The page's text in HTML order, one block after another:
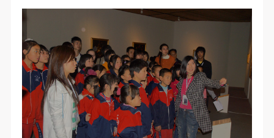
术的空间氛围，竭诚与各单位、企业、机构、艺术家
和观众进行良好互动。以学院的学术研究为基础，积
极策划国际、国内多视角、多领域的展览、论坛及公
共教育活动，为美院师生、中外艺术家以及社会公众
提供一个交流、学习、展示的平台。作为一家公益性
单位，其开展的公共教育活动以学术性和公益性为
主。
（3）、乙方为甲方拍摄中央美术学院公共教育部所
术的空间氛围，竭诚与各单位、企业、机构、艺术家
和观众进行良好互动。以学院的学术研究为基础，积
极策划国际、国内多视角、多领域的展览、论坛及公
共教育活动，为美院师生、中外艺术家以及社会公众
提供一个交流、学习、展示的平台。作为一家公益性
单位，其开展的公共教育活动以学术性和公益性为
主。
（3）、乙方为甲方拍摄中央美术学院公共教育部所
术的空间氛围，竭诚与各单位、企业、机构、艺术家
和观众进行良好互动。以学院的学术研究为基础，积
极策划国际、国内多视角、多领域的展览、论坛及公
共教育活动，为美院师生、中外艺术家以及社会公众
提供一个交流、学习、展示的平台。作为一家公益性
单位，其开展的公共教育活动以学术性和公益性为
主。
（3）、乙方为甲方拍摄中央美术学院公共教育部所